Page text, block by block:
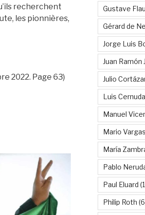
recherchent
les pionnières,
2022. Page 63)
Gustave
Gérard de
Jorge Luis
Juan Ramón
Julio
Luis Cernuda
Manuel
Mario
María
Pablo
Paul Eluard
Philip Roth